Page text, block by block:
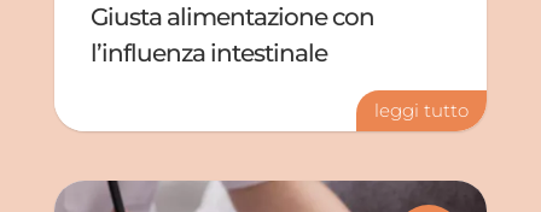
leggi tutto
Giusta alimentazione con
l’influenza intestinale